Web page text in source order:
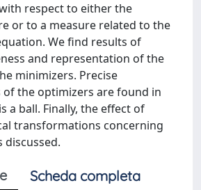
respect to either the
or to a measure related to the
We find results of
and representation of the
minimizers. Precise
the optimizers are found in
a ball. Finally, the effect of
transformations concerning
discussed.
Scheda completa